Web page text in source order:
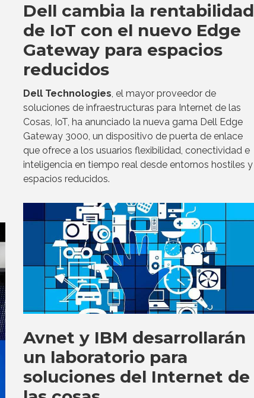
Dell cambia la rentabilidad
de IoT con el nuevo Edge
Gateway para espacios
reducidos
Dell Technologies, el mayor proveedor de
soluciones de infraestructuras para Internet de las
Cosas, IoT, ha anunciado la nueva gama Dell Edge
Gateway 3000, un dispositivo de puerta de enlace
que ofrece a los usuarios flexibilidad, conectividad e
inteligencia en tiempo real desde entornos hostiles y
espacios reducidos.
Avnet y IBM desarrollarán
un laboratorio para
soluciones del Internet de